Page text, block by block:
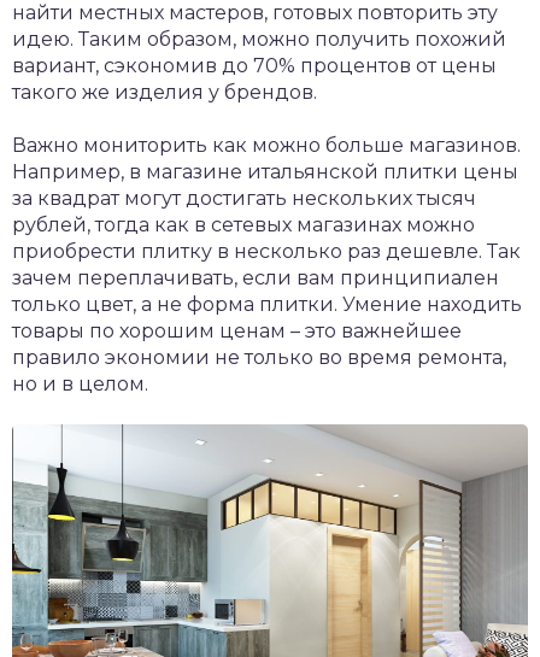
найти местных мастеров, готовых повторить эту
идею. Таким образом, можно получить похожий
вариант, сэкономив до 70% процентов от цены
такого же изделия у брендов.
Важно мониторить как можно больше магазинов.
Например, в магазине итальянской плитки цены
за квадрат могут достигать нескольких тысяч
рублей, тогда как в сетевых магазинах можно
приобрести плитку в несколько раз дешевле. Так
зачем переплачивать, если вам принципиален
только цвет, а не форма плитки. Умение находить
товары по хорошим ценам – это важнейшее
правило экономии не только во время ремонта,
но и в целом.